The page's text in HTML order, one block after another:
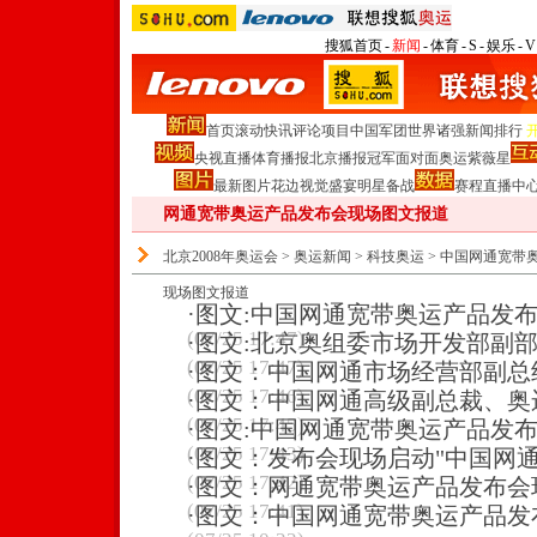
搜狐首页-新闻 -体育-S -娱乐-V
首页滚动快讯评论项目 中国军团世界诸强新闻排行
央视直播体育播报北京播报冠军面对面奥运紫薇星
最新图片花边视觉盛宴明星备战 赛程直播中
网通宽带奥运产品发布会现场图文报道
北京2008年奥运会 > 奥运新闻 > 科技奥运 > 中国网通宽带
现场图文报道
· 图文:中国网通宽带奥运产品发
(07/25 17:47)
·图文:北京奥组委市场开发部副
(07/25 17:47)
·图文：中国网通市场经营部副
(07/25 17:46)
·图文：中国网通高级副总裁、
(07/25 17:45)
·图文:中国网通宽带奥运产品发
(07/25 17:43)
·图文：发布会现场启动"中国网
(07/25 17:42)
·图文：网通宽带奥运产品发布
(07/25 17:41)
·图文：中国网通宽带奥运产品